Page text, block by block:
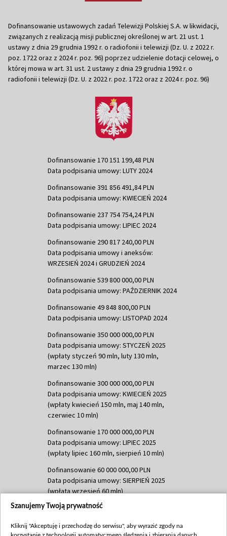
Dofinansowanie ustawowych zadań Telewizji Polskiej S.A. w likwidacji,
związanych z realizacją misji publicznej określonej w art. 21 ust. 1
ustawy z dnia 29 grudnia 1992 r. o radiofonii i telewizji (Dz. U. z 2022 r.
poz. 1722 oraz z 2024 r. poz. 96) poprzez udzielenie dotacji celowej, o
której mowa w art. 31 ust. 2 ustawy z dnia 29 grudnia 1992 r. o
radiofonii i telewizji (Dz. U. z 2022 r. poz. 1722 oraz z 2024 r. poz. 96)
Dofinansowanie 170 151 199,48 PLN
Data podpisania umowy: LUTY 2024
Dofinansowanie 391 856 491,84 PLN
Data podpisania umowy: KWIECIEŃ 2024
Dofinansowanie 237 754 754,24 PLN
Data podpisania umowy: LIPIEC 2024
Dofinansowanie 290 817 240,00 PLN
Data podpisania umowy i aneksów:
WRZESIEŃ 2024 i GRUDZIEŃ 2024
Dofinansowanie 539 800 000,00 PLN
Data podpisania umowy: PAŹDZIERNIK 2024
Dofinansowanie 49 848 800,00 PLN
Data podpisania umowy: LISTOPAD 2024
Dofinansowanie 350 000 000,00 PLN
Data podpisania umowy: STYCZEŃ 2025
(wpłaty styczeń 90 mln, luty 130 mln,
marzec 130 mln)
Dofinansowanie 300 000 000,00 PLN
Data podpisania umowy: KWIECIEŃ 2025
(wpłaty kwiecień 150 mln, maj 140 mln,
czerwiec 10 mln)
Dofinansowanie 170 000 000,00 PLN
Data podpisania umowy: LIPIEC 2025
(wpłaty lipiec 160 mln, sierpień 10 mln)
Dofinansowanie 60 000 000,00 PLN
Data podpisania umowy: SIERPIEŃ 2025
(wpłata wrzesień 60 mln)
Dofinansowanie 635 783 051,21 PLN
(wpłata wrzesień 100 mln, październik 350
Szanujemy Twoją prywatność
Kliknij "Akceptuję i przechodzę do serwisu", aby wyrazić zgody na